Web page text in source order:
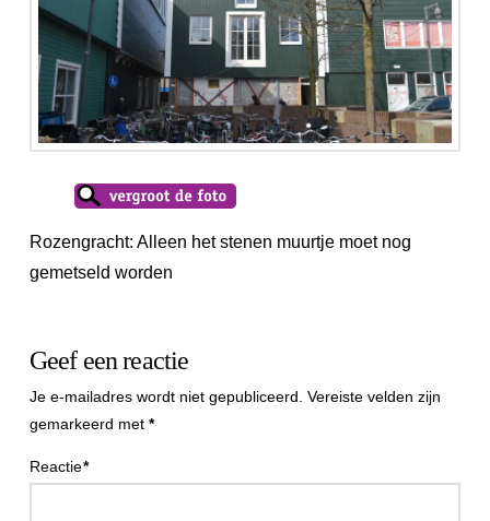
Rozengracht: Alleen het stenen muurtje moet nog
gemetseld worden
Geef een reactie
Je e-mailadres wordt niet gepubliceerd. Vereiste velden zijn
gemarkeerd met *
Reactie*